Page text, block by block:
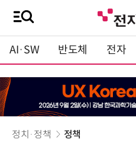
AI·SW 반도체 전자
정치·정책 정책